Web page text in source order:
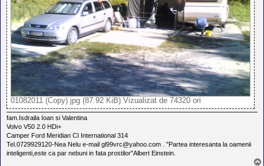
01082011 (Copy).jpg (87.92 KiB) Vizualizat de 74320 ori
fam.Isdraila Ioan si Valentina
Volvo V50 2.0 HDi+
Camper Ford Meridian CI International 314
Tel.0729929120-Nea Nelu e-mail gl99vrc@yahoo.com . "Partea interesanta la oamenii
inteligenti,este ca par nebuni in fata prostilor"Albert Einstein.